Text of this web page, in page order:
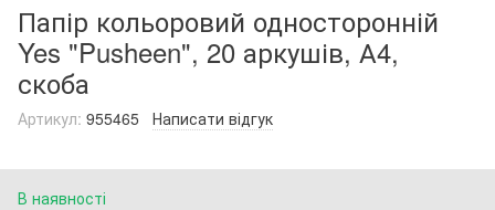
Папір кольоровий односторонній
Yes "Pusheen", 20 аркушів, А4,
скоба
Артикул: 955465 Написати відгук
В наявності